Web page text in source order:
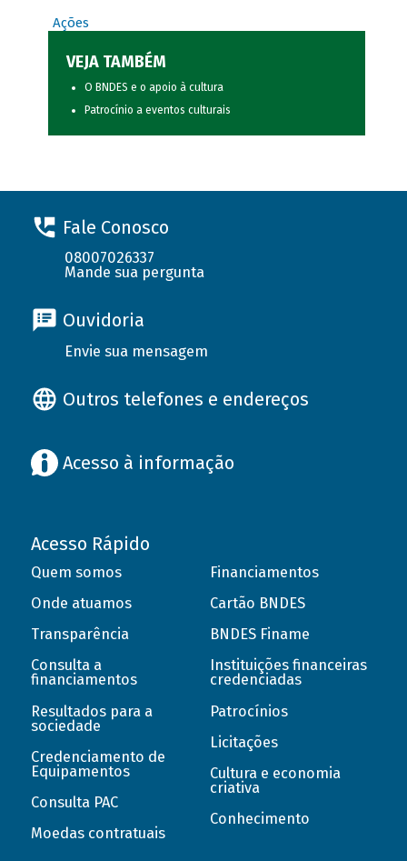
Ações
VEJA TAMBÉM
O BNDES e o apoio à cultura
Patrocínio a eventos culturais
Fale Conosco
08007026337
Mande sua pergunta
Ouvidoria
Envie sua mensagem
Outros telefones e endereços
Acesso à informação
Acesso Rápido
Quem somos
Onde atuamos
Transparência
Consulta a
financiamentos
Resultados para a
sociedade
Credenciamento de
Equipamentos
Consulta PAC
Moedas contratuais
Financiamentos
Cartão BNDES
BNDES Finame
Instituições financeiras
credenciadas
Patrocínios
Licitações
Cultura e economia
criativa
Conhecimento